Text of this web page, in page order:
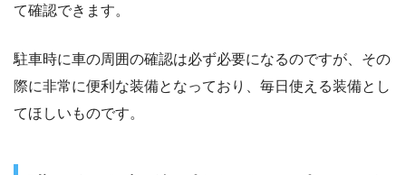
て確認できます。
駐車時に車の周囲の確認は必ず必要になるのですが、その
際に非常に便利な装備となっており、毎日使える装備とし
てほしいものです。